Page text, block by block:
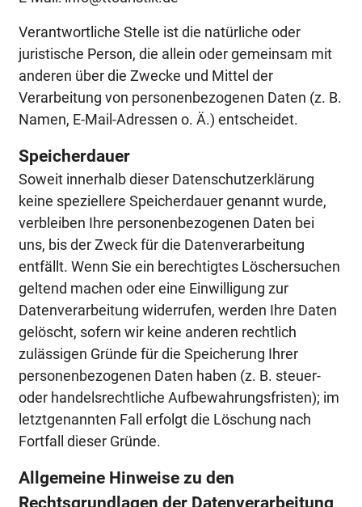
Verantwortliche Stelle ist die natürliche oder
juristische Person, die allein oder gemeinsam mit
anderen über die Zwecke und Mittel der
Verarbeitung von personenbezogenen Daten (z. B.
Namen, E-Mail-Adressen o. Ä.) entscheidet.
Speicherdauer
Soweit innerhalb dieser Datenschutzerklärung
keine speziellere Speicherdauer genannt wurde,
verbleiben Ihre personenbezogenen Daten bei
uns, bis der Zweck für die Datenverarbeitung
entfällt. Wenn Sie ein berechtigtes Löschersuchen
geltend machen oder eine Einwilligung zur
Datenverarbeitung widerrufen, werden Ihre Daten
gelöscht, sofern wir keine anderen rechtlich
zulässigen Gründe für die Speicherung Ihrer
personenbezogenen Daten haben (z. B. steuer-
oder handelsrechtliche Aufbewahrungsfristen); im
letztgenannten Fall erfolgt die Löschung nach
Fortfall dieser Gründe.
Allgemeine Hinweise zu den
Rechtsgrundlagen der Datenverarbeitung